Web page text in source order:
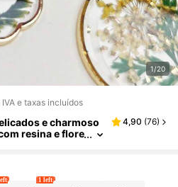
1/20
e taxas incluídos
e charmoso
resina e flore
usar em colares, bri
4,90 (76)
1 left